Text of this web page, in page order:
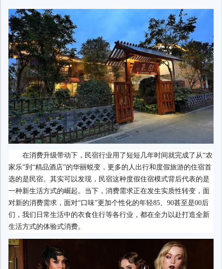
在消费升级带动下，民宿行业用了短短几年时间就完成了从“农
家乐”到“精品酒店”的华丽蜕变，更多的人出行和度假旅游的住宿首
选的是民宿。其实可以发现，民宿这种度假住宿模式背后代表的是
一种新生活方式的崛起。当下，消费需求正在发生实质性转变，面
对新的消费需求，面对“口味”更加个性化的年轻85、90甚至是00后
们，我们日常生活中的衣食住行等各行业，都在全力以赴打造全新
生活方式的体验式消费。